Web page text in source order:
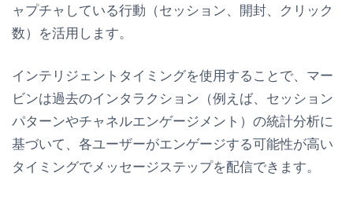
ャプチャしている行動（セッション、開封、クリック
数）を活用します。
インテリジェントタイミングを使用することで、マー
ビンは過去のインタラクション（例えば、セッション
パターンやチャネルエンゲージメント）の統計分析に
基づいて、各ユーザーがエンゲージする可能性が高い
タイミングでメッセージステップを配信できます。